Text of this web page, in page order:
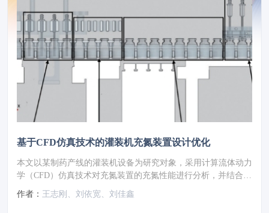
基于CFD仿真技术的灌装机充氮装置设计优化
本文以某制药产线的灌装机设备为研究对象，采用计算流体动力
学（CFD）仿真技术对充氮装置的充氮性能进行分析，并结合分
析结果对氮幕结构进行了优化设计。随后，针对优化方案进行性
能仿真验证，结果显示优化后的顶空残氧量降低至0.252%。为
作者： 王志刚、刘依宽、刘佳鑫